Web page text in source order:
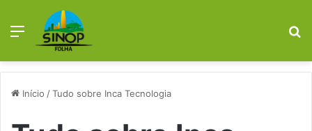
Menu
Início /Tudo sobre Inca Tecnologia